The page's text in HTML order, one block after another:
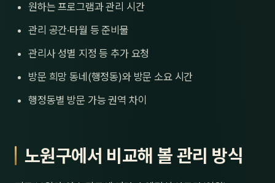
원하는 프로그램과 관리 시간
관리 공간·타월 등 준비물
관리사 성별 지정 등 추가 요청
방문 희망 동네(행정동)와 방문 소요 시간
행정동별 방문 가능 권역 차이
노원구에서 비교해 볼 관리 방식